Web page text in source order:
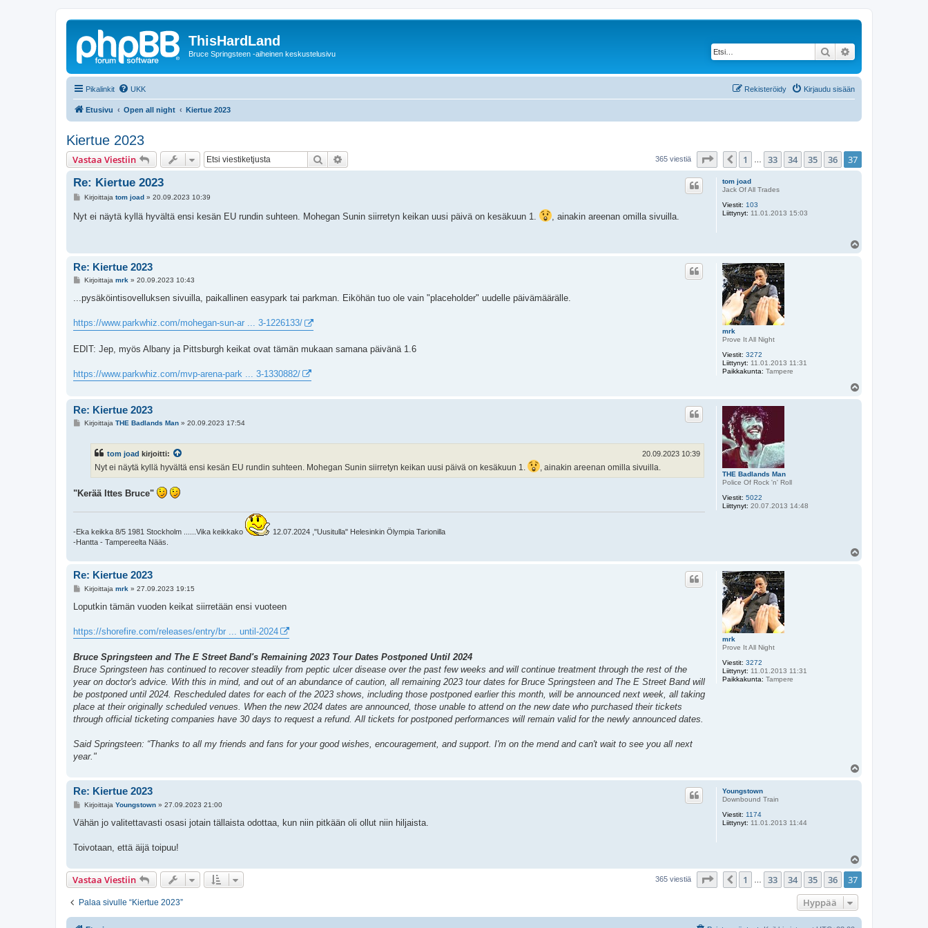
ThisHardLand
Bruce Springsteen -aiheinen keskustelusivu Etsi
Pikalinkit UKK Kirjaudu sisään
Rekisteröidy
Etusivu Open all night Kiertue 2023
Kiertue 2023
Vastaa Viestiin Etsi 365 viestiä Sivu /Edellinen
1 33 34 35 36 37
tom joad
Jack Of All Trades
Viestit: 103
Liittynyt: 11.01.2013 15:03
Re: Kiertue 2023
V
e
s
Kirjoittaja tom joad» 20.09.2023 10:39
Nyt ei näytä kyllä hyvältä ensi kesän EU rundin suhteen. Mohegan Sunin siirretyn keikan uusi päivä on kesäkuun 1. , ainakin areenan omilla sivuilla.
mrk
Prove It All Night
Viestit: 3272
Liittynyt: 11.01.2013 11:31
Paikkakunta: Tampere
Re: Kiertue 2023
V
e
s
i
Kirjoittaja mrk » 20.09.2023 10:43
...pysäköintisovelluksen sivuilla, paikallinen easypark tai parkman. Eiköhän tuo ole vain "placeholder" uudelle päivämäärälle.
https://www.parkwhiz.com/mohegan-sun-ar ... 3-1226133/
EDIT: Jep, myös Albany ja Pittsburgh keikat ovat tämän mukaan samana päivänä 1.6
https://www.parkwhiz.com/mvp-arena-park ... 3-1330882/
THE Badlands Man
Police Of Rock 'n' Roll
Viestit: 5022
Liittynyt: 20.07.2013 14:48
Re: Kiertue 2023
VKirjoittaja THE Badlands Man» 20.09.2023 17:54
tom joad kirjoitti: 20.09.2023 10:39
Nyt ei näytä kyllä hyvältä ensi kesän EU rundin suhteen. Mohegan Sunin siirretyn keikan uusi päivä on kesäkuun 1. , ainakin areenan omilla sivuilla.
"Kerää Ittes Bruce"
-Eka keikka 8/5 1981 Stockholm ......Vika keikkako
12.07.2024 ,"Uusitulla" Helesinkin Ölympia Tarionilla
-Hantta - Tampereelta Nääs.
mrk
Prove It All Night
Viestit: 3272
Liittynyt: 11.01.2013 11:31
Paikkakunta: Tampere
Re: Kiertue 2023
V
e
s
i
Kirjoittaja mrk » 27.09.2023 19:15
Loputkin tämän vuoden keikat siirretään ensi vuoteen
https://shorefire.com/releases/entry/br ... until-2024
Bruce Springsteen and The E Street Band's Remaining 2023 Tour Dates Postponed Until 2024
Bruce Springsteen has continued to recover steadily from peptic ulcer disease over the past few weeks and will continue treatment through the rest of the
year on doctor's advice. With this in mind, and out of an abundance of caution, all remaining 2023 tour dates for Bruce Springsteen and The E Street Band will
be postponed until 2024. Rescheduled dates for each of the 2023 shows, including those postponed earlier this month, will be announced next week, all taking
place at their originally scheduled venues. When the new 2024 dates are announced, those unable to attend on the new date who purchased their tickets
through official ticketing companies have 30 days to request a refund. All tickets for postponed performances will remain valid for the newly announced dates.
Said Springsteen: “Thanks to all my friends and fans for your good wishes, encouragement, and support. I'm on the mend and can't wait to see you all next
year."
Youngstown
Downbound Train
Viestit: 1174
Liittynyt: 11.01.2013 11:44
Re: Kiertue 2023
V
e
i
Kirjoittaja Youngstown» 27.09.2023 21:00
Vähän jo valitettavasti osasi jotain tällaista odottaa, kun niin pitkään oli ollut niin hiljaista.
Toivotaan, että äijä toipuu!
s
Vastaa Viestiin 365 viestiä Sivu / 37
Edellinen
1 33 34 35 36 37
Palaa sivulle “Kiertue 2023” Hyppää